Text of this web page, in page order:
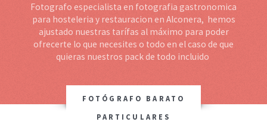
Fotografo especialista en fotografia gastronomica
para hosteleria y restauracion en Alconera, hemos
ajustado nuestras tarífas al máximo para poder
ofrecerte lo que necesites o todo en el caso de que
quieras nuestros pack de todo incluido
FOTÓGRAFO BARATO
PARTICULARES